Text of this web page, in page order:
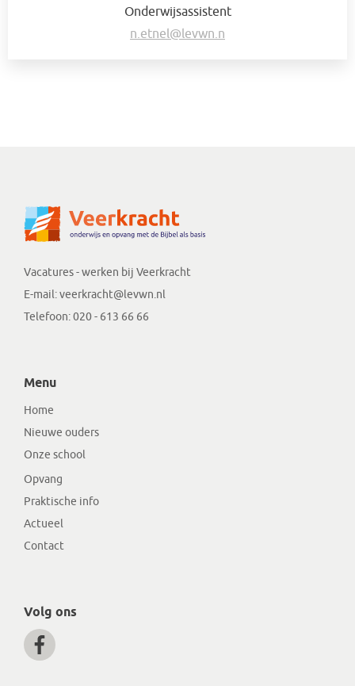
Onderwijsassistent
n.etnel@levwn.n
Vacatures - werken bij Veerkracht
E-mail:veerkracht@levwn.nl
Telefoon:020 - 613 66 66
Menu
Home
Nieuwe ouders
Onze school
Opvang
Praktische info
Actueel
Contact
Volg ons